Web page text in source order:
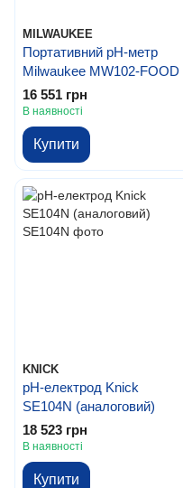
MILWAUKEE
Портативний pH-метр
Milwaukee MW102-FOOD
16 551 грн
В наявності
Купити
KNICK
pH-електрод Knick
SE104N (аналоговий)
18 523 грн
В наявності
Купити